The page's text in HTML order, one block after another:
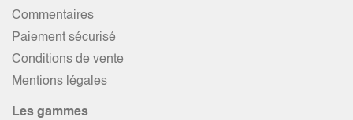
Commentaires
Paiement sécurisé
Conditions de vente
Mentions légales
Les gammes